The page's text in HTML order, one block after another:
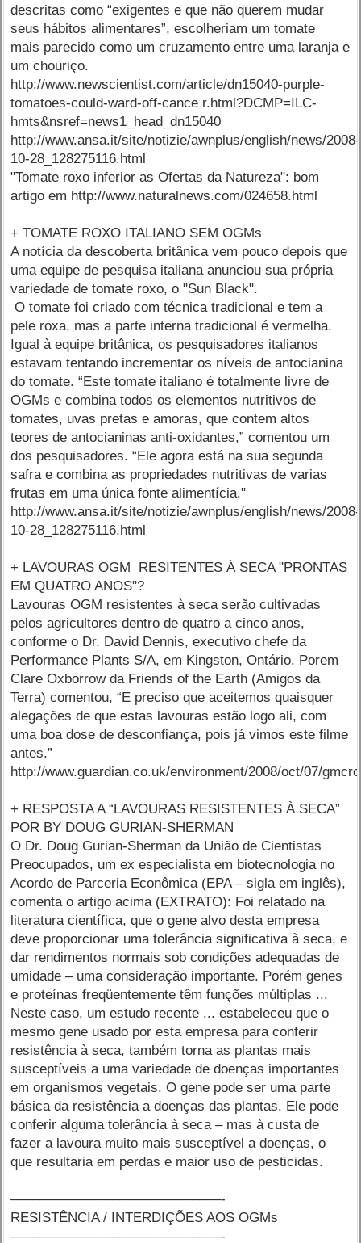
descritas como “exigentes e que não querem mudar
seus hábitos alimentares”, escolheriam um tomate
mais parecido como um cruzamento entre uma laranja e
um chouriço.
http://www.newscientist.com/article/dn15040-purple-
tomatoes-could-ward-off-cance r.html?DCMP=ILC-
hmts&nsref=news1_head_dn15040
http://www.ansa.it/site/notizie/awnplus/english/news/2008-
10-28_128275116.html
"Tomate roxo inferior as Ofertas da Natureza": bom
artigo em http://www.naturalnews.com/024658.html
+ TOMATE ROXO ITALIANO SEM OGMs
A notícia da descoberta britânica vem pouco depois que
uma equipe de pesquisa italiana anunciou sua própria
variedade de tomate roxo, o "Sun Black".
O tomate foi criado com técnica tradicional e tem a
pele roxa, mas a parte interna tradicional é vermelha.
Igual à equipe britânica, os pesquisadores italianos
estavam tentando incrementar os níveis de antocianina
do tomate. “Este tomate italiano é totalmente livre de
OGMs e combina todos os elementos nutritivos de
tomates, uvas pretas e amoras, que contem altos
teores de antocianinas anti-oxidantes,” comentou um
dos pesquisadores. “Ele agora está na sua segunda
safra e combina as propriedades nutritivas de varias
frutas em uma única fonte alimentícia."
http://www.ansa.it/site/notizie/awnplus/english/news/2008-
10-28_128275116.html
+ LAVOURAS OGM RESITENTES À SECA "PRONTAS
EM QUATRO ANOS"?
Lavouras OGM resistentes à seca serão cultivadas
pelos agricultores dentro de quatro a cinco anos,
conforme o Dr. David Dennis, executivo chefe da
Performance Plants S/A, em Kingston, Ontário. Porem
Clare Oxborrow da Friends of the Earth (Amigos da
Terra) comentou, “E preciso que aceitemos quaisquer
alegações de que estas lavouras estão logo ali, com
uma boa dose de desconfiança, pois já vimos este filme
antes.”
http://www.guardian.co.uk/environment/2008/oct/07/
+ RESPOSTA A “LAVOURAS RESISTENTES À SECA”
POR BY DOUG GURIAN-SHERMAN
O Dr. Doug Gurian-Sherman da União de Cientistas
Preocupados, um ex especialista em biotecnologia no
Acordo de Parceria Econômica (EPA – sigla em inglês),
comenta o artigo acima (EXTRATO): Foi relatado na
literatura científica, que o gene alvo desta empresa
deve proporcionar uma tolerância significativa à seca, e
dar rendimentos normais sob condições adequadas de
umidade – uma consideração importante. Porém genes
e proteínas freqüentemente têm funções múltiplas ...
Neste caso, um estudo recente ... estabeleceu que o
mesmo gene usado por esta empresa para conferir
resistência à seca, também torna as plantas mais
susceptíveis a uma variedade de doenças importantes
em organismos vegetais. O gene pode ser uma parte
básica da resistência a doenças das plantas. Ele pode
conferir alguma tolerância à seca – mas à custa de
fazer a lavoura muito mais susceptível a doenças, o
que resultaria em perdas e maior uso de pesticidas.
–––––––––––––––––––––––––––––-
RESISTÊNCIA / INTERDIÇÕES AOS OGMs
–––––––––––––––––––––––––––––-